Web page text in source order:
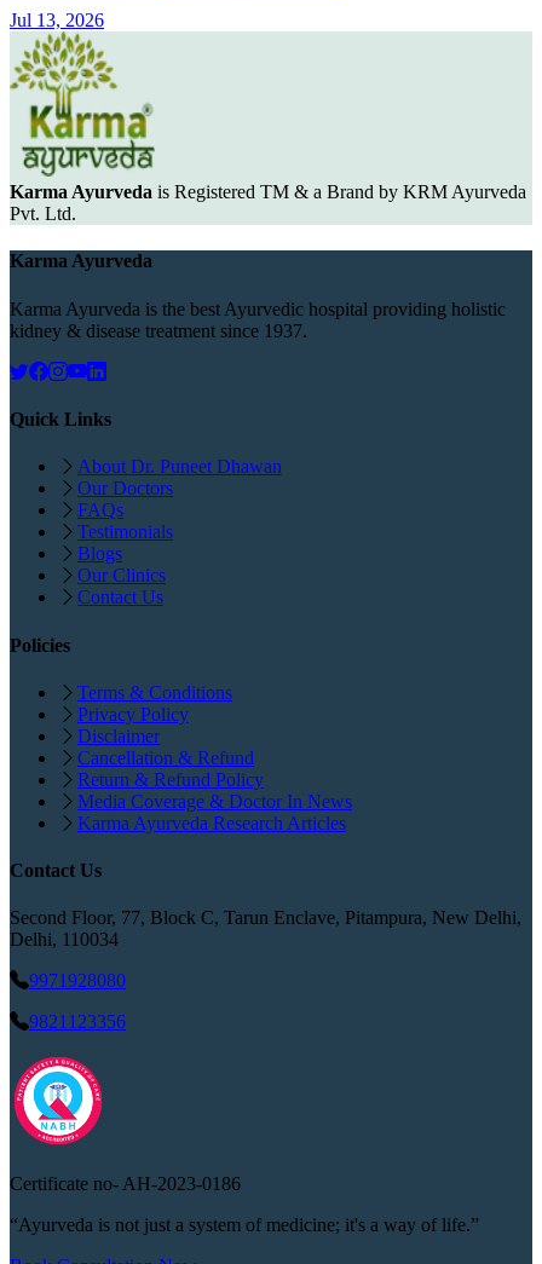
Jul 13, 2026
Karma Ayurveda is Registered TM & a Brand by KRM Ayurveda
Pvt. Ltd.
Karma Ayurveda
Karma Ayurveda is the best Ayurvedic hospital providing holistic
kidney & disease treatment since 1937.
Quick Links
About Dr. Puneet Dhawan
Our Doctors
FAQs
Testimonials
Blogs
Our Clinics
Contact Us
Policies
Terms & Conditions
Privacy Policy
Disclaimer
Cancellation & Refund
Return & Refund Policy
Media Coverage & Doctor In News
Karma Ayurveda Research Articles
Contact Us
Second Floor, 77, Block C, Tarun Enclave, Pitampura, New Delhi,
Delhi, 110034
9971928080
9821123356
Certificate no- AH-2023-0186
“Ayurveda is not just a system of medicine; it's a way of life.”